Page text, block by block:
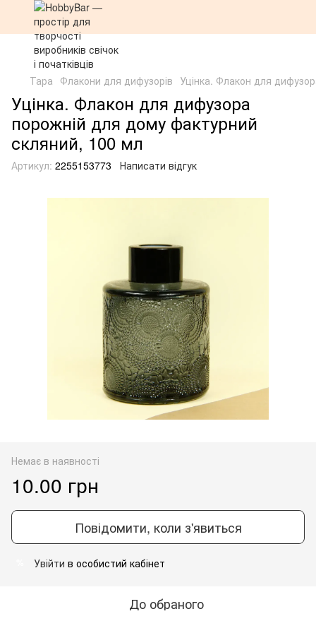
Тара Флакони для дифузорів Уцінка. Флакон для
Уцінка. Флакон для дифузора
порожній для дому фактурний
скляний, 100 мл
Артикул: 2255153773 Написати відгук
Немає в наявності
10.00 грн
Повідомити, коли з'явиться
Увійти в особистий кабінет
До обраного